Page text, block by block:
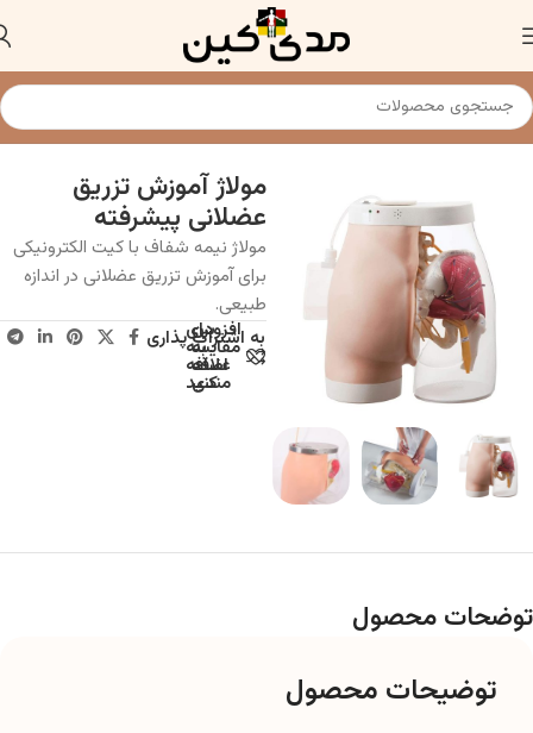
خانه مولاژ و ماکت آناتومی تزریقات
مولاژ آموزش تزریق
عضلانی پیشرفته
مولاژ نیمه شفاف با کیت الکترونیکی
برای آموزش تزریق عضلانی در اندازه
طبیعی.
برای
مقایسه
اضافه
کنید
افزودن
به
علاقه
مندی
به اشتراک پذاری
توضحات محصول
توضیحات محصول